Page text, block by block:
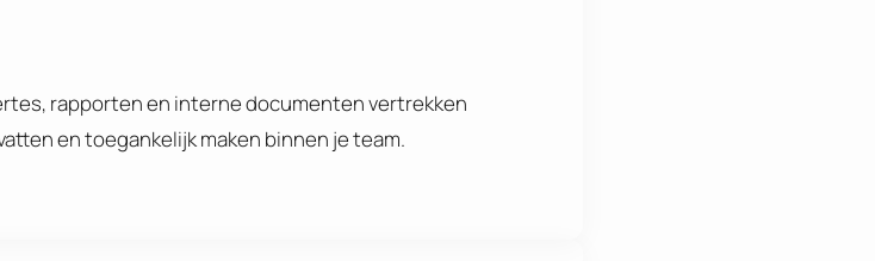
rapporten en interne documenten vertrekken
en toegankelijk maken binnen je team.